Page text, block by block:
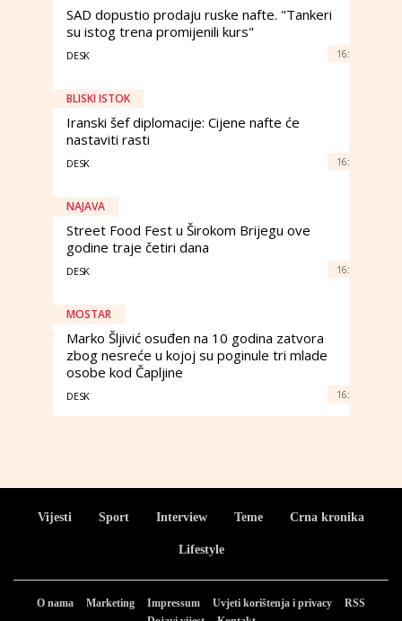
SAD dopustio prodaju ruske nafte. "Tankeri
su istog trena promijenili kurs"
DESK 16:
BLISKI ISTOK
Iranski šef diplomacije: Cijene nafte će
nastaviti rasti
DESK 16:
NAJAVA
Street Food Fest u Širokom Brijegu ove
godine traje četiri dana
DESK 16:
MOSTAR
Marko Šljivić osuđen na 10 godina zatvora
zbog nesreće u kojoj su poginule tri mlade
osobe kod Čapljine
DESK 16:
Vijesti Sport Interview Teme Crna kronika
Lifestyle
O nama Marketing Impressum Uvjeti korištenja i privacy
RSS